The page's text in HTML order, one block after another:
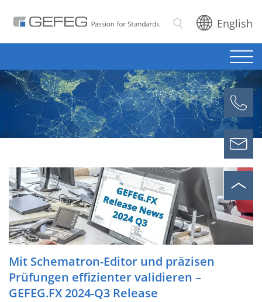
SuchenEnglish
Mit Schematron-Editor und präzisen
Prüfungen effizienter validieren –
GEFEG.FX 2024-Q3 Release